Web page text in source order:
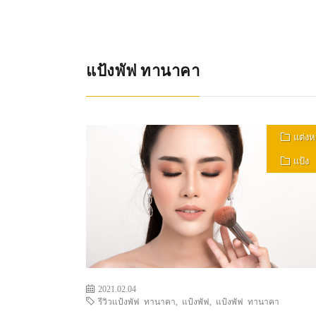
แป้งพัฟ ทานาคา
แต่ง
แป้ง
2021.02.04
รีวิวแป้งพัฟ ทานาคา
แป้งพัฟ แป้งพัฟ ทานาคา